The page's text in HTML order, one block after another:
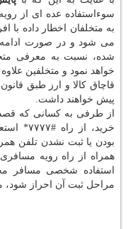
سوءاستفاده عده ای از
به متخلفان اخطار داده با
می شود و در صورت ادامه
شده، نسبت به معرفی
خواهد نمود و متخلفین
قاچاق کالا و ارز طبق
پیش خواهند داشت.
از طرفی به کسانی که قصد
خرید،
بودن یا ثبت نشدن تلفن
همراه از راه رویه
استفاده شخصی مسافر
مراحل ثبت آن احراز